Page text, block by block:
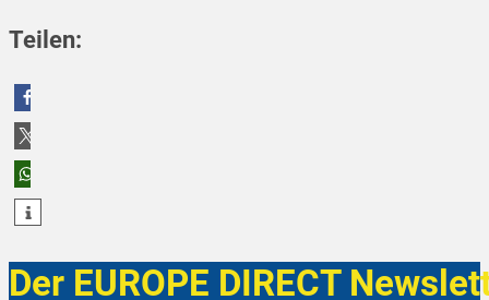
Teilen:
teilen
teilen
teilen
Der EUROPE DIRECT